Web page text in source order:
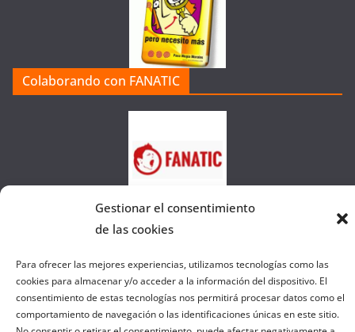
a
W
Colaborando con FANATIC
Copyright © 2026 el gurú del basket. Todos los derechos
reservados.
Tema:ColorMagpor ThemeGrill. Funciona conWordPress .
Gestionar el consentimiento
de las cookies
Para ofrecer las mejores experiencias, utilizamos tecnologías como las
cookies para almacenar y/o acceder a la información del dispositivo. El
consentimiento de estas tecnologías nos permitirá procesar datos como el
comportamiento de navegación o las identificaciones únicas en este sitio.